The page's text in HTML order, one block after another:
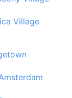
Village